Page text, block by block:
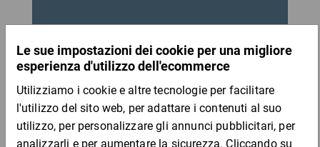
qui per te!
Contattaci!
Informazioni di contatto